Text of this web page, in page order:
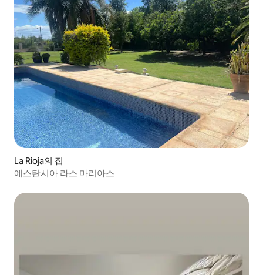
La Rioja의 집
에스탄시아 라스 마리아스